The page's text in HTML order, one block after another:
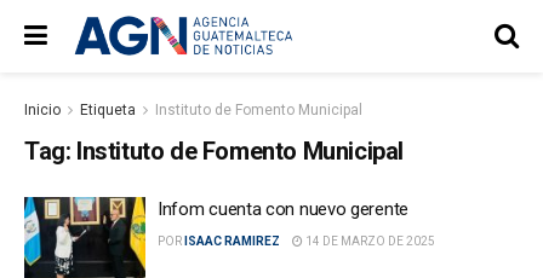
Inicio Etiqueta Instituto de Fomento Municipal
Tag: Instituto de Fomento Municipal
Infom cuenta con nuevo gerente
POR ISAAC RAMIREZ 14 DE MARZO DE 2025